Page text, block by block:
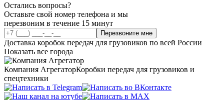
Остались вопросы?
Оставьте свой номер телефона и мы
перезвоним в течение 15 минут
Перезвоните мне
Доставка коробок передач для грузовиков по всей России
Показать все города
Компания АгрегаторКоробки передач для грузовиков и
спецтехники